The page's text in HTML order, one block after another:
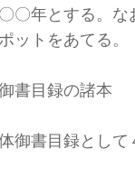
〇年とする。な
ットをあてる。
書目録の諸本
御書目録として